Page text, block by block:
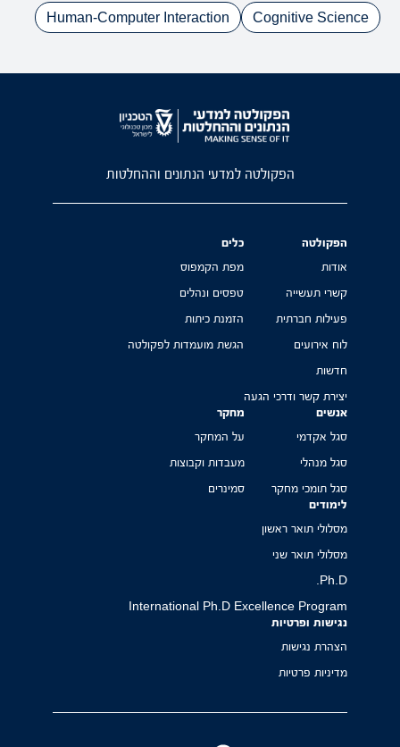
Cognitive Science
Human-Computer Interaction
הפקולטה למדעי הנתונים וההחלטות
הפקולטה
אודות
קשרי תעשייה
פעילות חברתית
לוח אירועים
חדשות
יצירת קשר ודרכי הגעה
כלים
מפת הקמפוס
טפסים ונהלים
הזמנת כיתות
הגשת מועמדות לפקולטה
אנשים
סגל אקדמי
סגל מנהלי
סגל תומכי מחקר
מחקר
על המחקר
מעבדות וקבוצות
סמינרים
לימודים
מסלולי תואר ראשון
מסלולי תואר שני
Ph.D.
International Ph.D Excellence Program
נגישות ופרטיות
הצהרת נגישות
מדיניות פרטיות